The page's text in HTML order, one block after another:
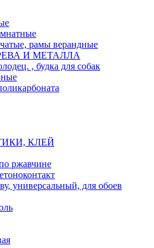
рамы верандные
И МЕТАЛЛА
, будка для собак
КЛЕЙ
ржавчине
универсальный, для обоев